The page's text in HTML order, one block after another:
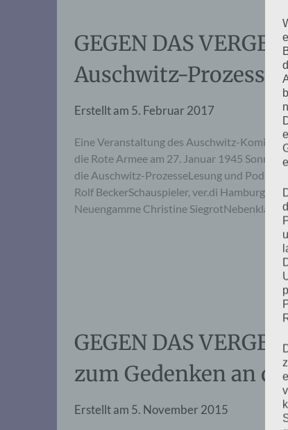
GEGEN DAS
Auschwitz-
Erstellt am 5. Februar 2017
Eine Veranstaltung des Auschwitz-
die Rote Armee am 27. Januar 1945
die Auschwitz-ProzesseLesung und
Rolf BeckerSchauspieler, ver.di Hamburg,
Neuengamme Christine
GEGEN DAS
zum Gedenken an
Erstellt am 5. November 2015